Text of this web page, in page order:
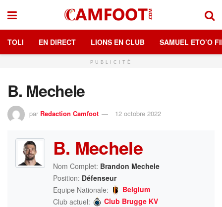
TOLI EN DIRECT LIONS EN CLUB SAMUEL ETO’O
PUBLICITÉ
B. Mechele
par Redaction Camfoot 12 octobre 2022
B. Mechele
Nom Complet: Brandon Mechele
Position: Défenseur
Equipe Nationale:
Belgium
Club actuel:
Club Brugge KV